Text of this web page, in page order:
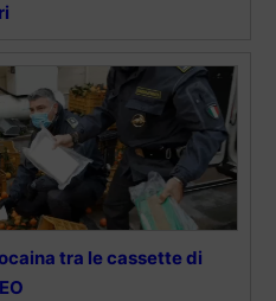
tra le cassette di